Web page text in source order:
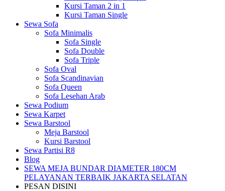
Kursi Taman 2 in 1
Kursi Taman Single
Sewa Sofa
Sofa Minimalis
Sofa Single
Sofa Double
Sofa Triple
Sofa Oval
Sofa Scandinavian
Sofa Queen
Sofa Lesehan Arab
Sewa Podium
Sewa Karpet
Sewa Barstool
Meja Barstool
Kursi Barstool
Sewa Partisi R8
Blog
SEWA MEJA BUNDAR DIAMETER 180CM
PELAYANAN TERBAIK JAKARTA SELATAN
PESAN DISINI